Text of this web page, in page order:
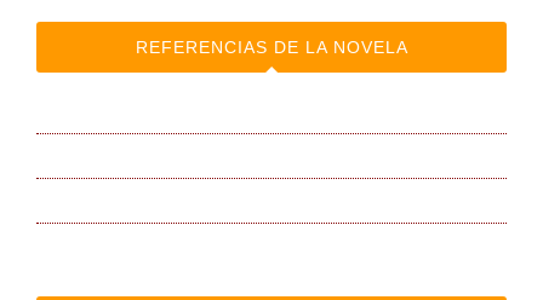
REFERENCIAS DE LA NOVELA